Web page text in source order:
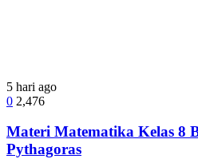
5 hari ago
0 2,476
Materi Matematika Kelas 8
Pythagoras